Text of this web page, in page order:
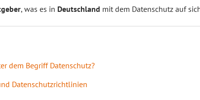
, was es in Deutschland mit dem Datenschutz auf
dem Begriff Datenschutz?
Datenschutzrichtlinien